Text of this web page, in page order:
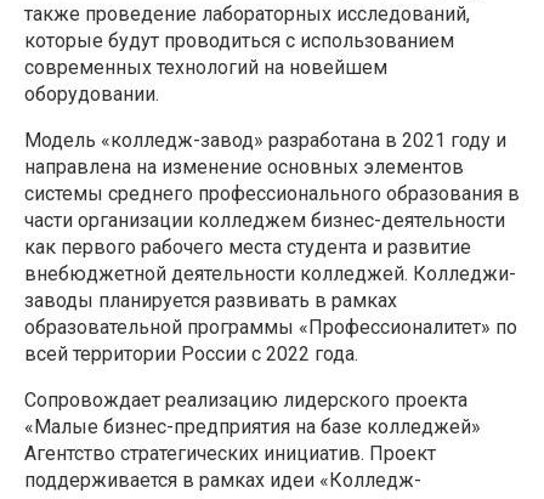
также проведение лабораторных исследований,
которые будут проводиться с использованием
современных технологий на новейшем
оборудовании.
Модель «колледж-завод» разработана в 2021 году и
направлена на изменение основных элементов
системы среднего профессионального образования в
части организации колледжем бизнес-деятельности
как первого рабочего места студента и развитие
внебюджетной деятельности колледжей. Колледжи-
заводы планируется развивать в рамках
образовательной программы «Профессионалитет» по
всей территории России с 2022 года.
Сопровождает реализацию лидерского проекта
«Малые бизнес-предприятия на базе колледжей»
Агентство стратегических инициатив. Проект
поддерживается в рамках идеи «Колледж-